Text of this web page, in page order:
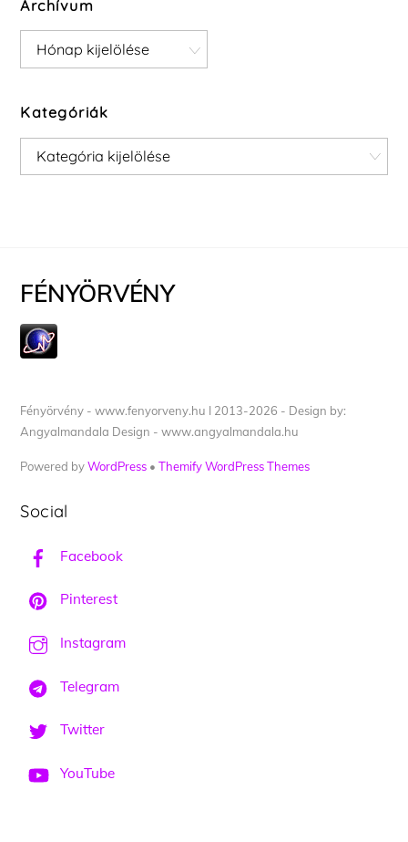
Archívum
Archívum
Kategóriák
Kategóriák
FÉNYÖRVÉNY
Fényörvény - www.fenyorveny.hu I 2013-2026 - Design by:
Angyalmandala Design - www.angyalmandala.hu
Powered byWordPress •Themify WordPress Themes
Social
Facebook
Pinterest
Instagram
Telegram
Twitter
YouTube